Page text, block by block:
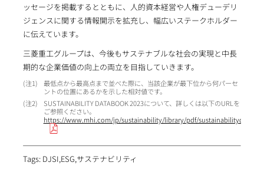
ッセージを掲載するとともに、人的資本経営や人権デューデリ
ジェンスに関する情報開示を拡充し、幅広いステークホルダー
に伝えています。
三菱重工グループは、今後もサステナブルな社会の実現と中長
期的な企業価値の向上の両立を目指していきます。
1
最低点から最高点まで並べた際に、当該企業が最下位から何パーセ
ントの位置にあるかを示した相対値です。
2
SUSTAINABILITY DATABOOK 2023について、詳しくは以下のURLを
ご参照ください。
https://www.mhi.com/jp/sustainability/library/pdf/
Tags: DJSI,ESG,サステナビリティ